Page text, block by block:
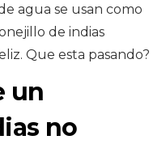
agua se usan como
de indias
Que esta pasando?
un
no